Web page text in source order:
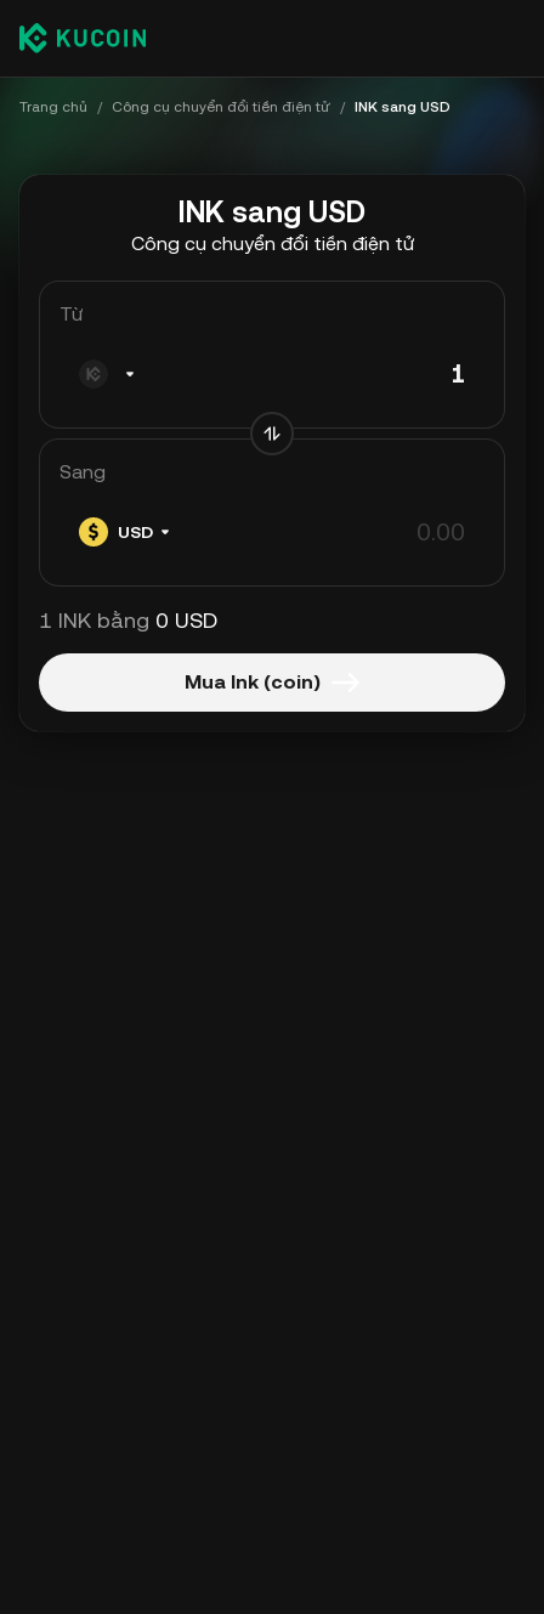
Trang chủ / Công cụ chuyển đổi tiền điện tử / INK sang USD
INK sang USD
Công cụ chuyển đổi tiền điện tử
Từ
Sang
USD
1 INK bằng 0 USD
Mua Ink (coin)